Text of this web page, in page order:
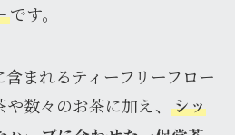
です。
まれるティーフリーフロー
数々のお茶に加え、
シッ